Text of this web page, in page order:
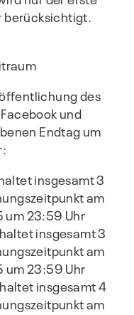
des
und
Endtag um
insgesamt 3
am
um 23:59 Uhr
insgesamt 3
am
um 23:59 Uhr
insgesamt 4
am